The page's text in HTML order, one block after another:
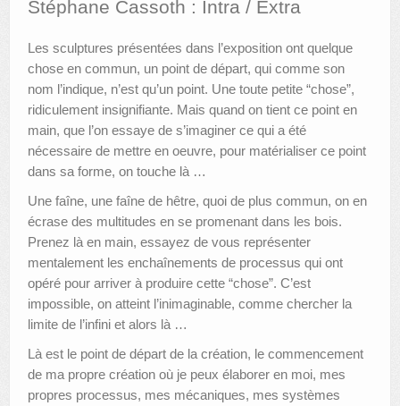
ANIMATIONS DES MUSÉES
PUBLICATIONS
LES APPELS À PROJETS
LE PORTAIL DES COLLECTIONS
Stéphane Cassoth : Intra / Extra
Les sculptures présentées dans l’exposition ont quelque
chose en commun, un point de départ, qui comme son
nom l’indique, n’est qu’un point. Une toute petite “chose”,
ridiculement insignifiante. Mais quand on tient ce point en
main, que l’on essaye de s’imaginer ce qui a été
nécessaire de mettre en oeuvre, pour matérialiser ce point
dans sa forme, on touche là …
Une faîne, une faîne de hêtre, quoi de plus commun, on en
écrase des multitudes en se promenant dans les bois.
Prenez là en main, essayez de vous représenter
mentalement les enchaînements de processus qui ont
opéré pour arriver à produire cette “chose”. C’est
impossible, on atteint l’inimaginable, comme chercher la
limite de l’infini et alors là …
Là est le point de départ de la création, le commencement
de ma propre création où je peux élaborer en moi, mes
propres processus, mes mécaniques, mes systèmes